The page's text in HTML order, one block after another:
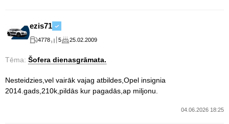
ezis71
4778 5 25.02.2009
Tēma: Šofera dienasgrāmata.
Nesteidzies,vel vairāk vajag atbildes,Opel insignia
2014.gads,210k,pildās kur pagadās,ap miljonu.
04.06.2026 18:25